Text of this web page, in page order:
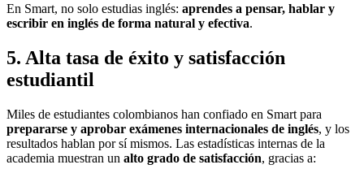
En Smart, no solo estudias inglés: aprendes a pensar, hablar y
escribir en inglés de forma natural y efectiva.
5. Alta tasa de éxito y satisfacción
estudiantil
Miles de estudiantes colombianos han confiado en Smart para
prepararse y aprobar exámenes internacionales de inglés, y los
resultados hablan por sí mismos. Las estadísticas internas de la
academia muestran un alto grado de satisfacción, gracias a: